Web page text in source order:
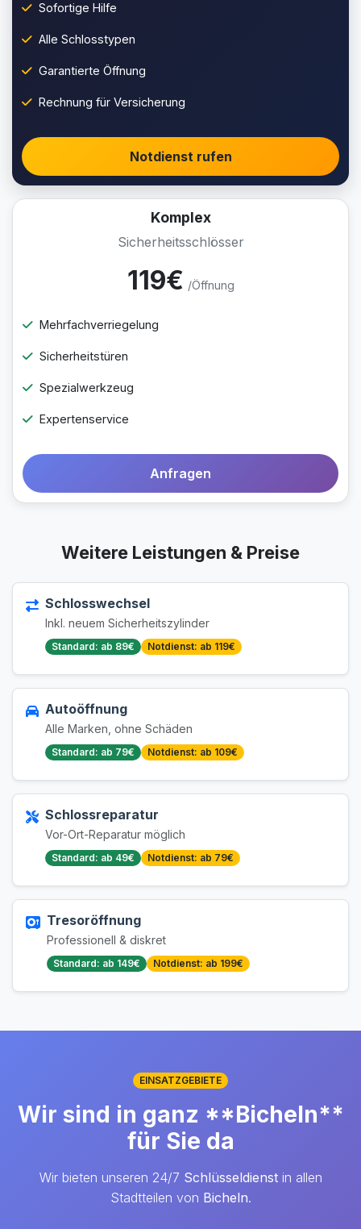
Sofortige Hilfe
Alle Schlosstypen
Garantierte Öffnung
Rechnung für Versicherung
Notdienst rufen
Komplex
Sicherheitsschlösser
119€ /Öffnung
Mehrfachverriegelung
Sicherheitstüren
Spezialwerkzeug
Expertenservice
Anfragen
Weitere Leistungen & Preise
Schlosswechsel
Inkl. neuem Sicherheitszylinder
Standard: ab 89€ Notdienst: ab 119€
Autoöffnung
Alle Marken, ohne Schäden
Standard: ab 79€ Notdienst: ab 109€
Schlossreparatur
Vor-Ort-Reparatur möglich
Standard: ab 49€ Notdienst: ab 79€
Tresoröffnung
Professionell & diskret
Standard: ab 149€ Notdienst: ab 199€
EINSATZGEBIETE
Wir sind in ganz **Bicheln**
für Sie da
Wir bieten unseren 24/7 Schlüsseldienstin allen
Stadtteilen von Bicheln.